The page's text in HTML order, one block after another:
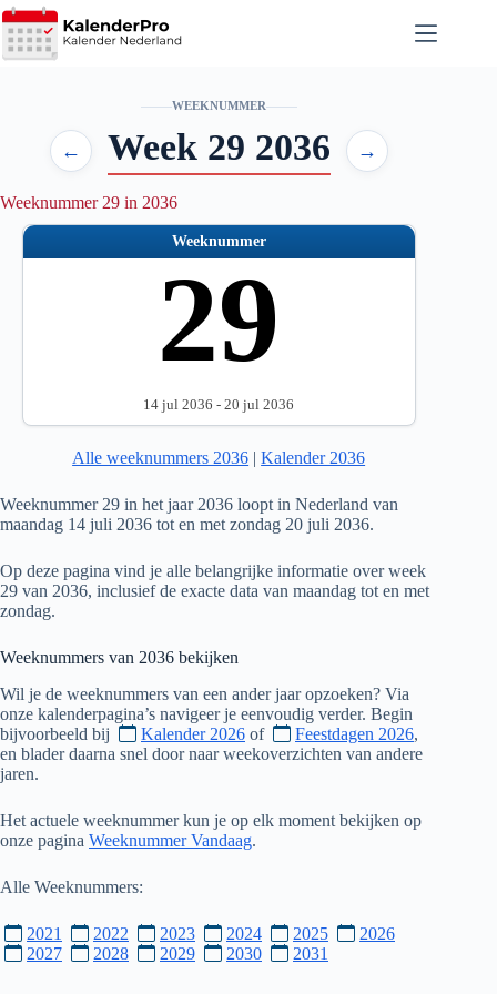
Ga
naar
de
WEEKNUMMER
← Week 29 2036 →
Weeknummer 29 in 2036
Weeknummer
29
14 jul 2036 - 20 jul 2036
Alle weeknummers 2036 |Kalender 2036
Weeknummer 29 in het jaar 2036 loopt in Nederland van
maandag 14 juli 2036 tot en met zondag 20 juli 2036.
Op deze pagina vind je alle belangrijke informatie over week
29 van 2036, inclusief de exacte data van maandag tot en met
zondag.
Weeknummers van 2036 bekijken
Wil je de weeknummers van een ander jaar opzoeken? Via
onze kalenderpagina’s navigeer je eenvoudig verder. Begin
bijvoorbeeld bij
Kalender 2026 of Feestdagen 2026,
en blader daarna snel door naar weekoverzichten van andere
jaren.
Het actuele weeknummer kun je op elk moment bekijken op
onze pagina Weeknummer Vandaag.
Alle Weeknummers:
2021 2022 2023 2024 2025
2026
2027
2028 2029 2030 2031